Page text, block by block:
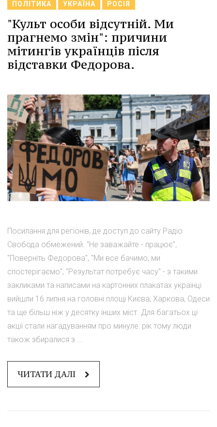
ПОЛІТИКА УКРАЇНА РОСІЯ
"Культ особи відсутній. Ми
прагнемо змін": причини
мітингів українців після
відставки Федорова.
Посилання для регіонів, де доступ до сайту Радіо
Свобода обмежений. "Не заважайте - працює",
"Поверніть Федорова", "Ми все бачимо, ми
спостерігаємо", "Результат потребує часу" - з такими
закликами та написами на картонних плакатах українці
вийшли 16 липня на головні площі Києва, Харкова, Одеси
та ще більш ніж у десятку інших міст. Для багатьох ці
акції стали нагадуванням про минуле: рік тому люди
також збиралися з ...
ЧИТАТИ ДАЛІ